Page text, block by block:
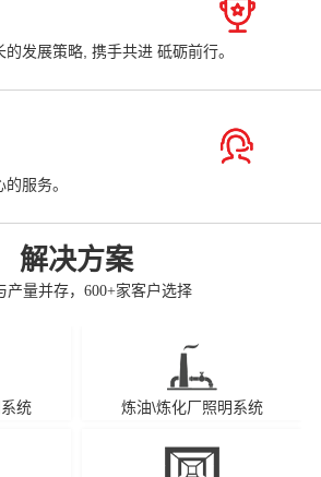
发展策略, 携手共进 砥砺前行。
服务。
解决方案
产量并存，600+家客户选择
统 炼油\炼化厂照明系统